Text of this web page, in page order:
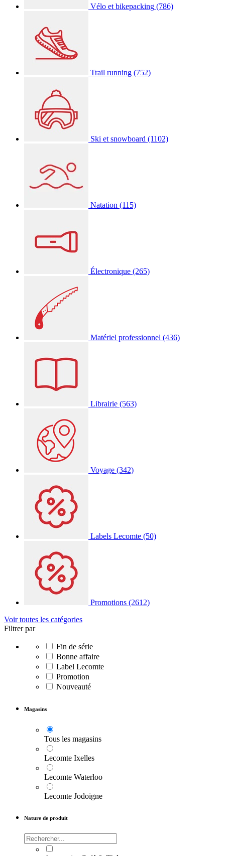
Vélo et bikepacking (786)
Trail running (752)
Ski et snowboard (1102)
Natation (115)
Électronique (265)
Matériel professionnel (436)
Librairie (563)
Voyage (342)
Labels Lecomte (50)
Promotions (2612)
Voir toutes les catégories
Filtrer par
Fin de série
Bonne affaire
Label Lecomte
Promotion
Nouveauté
Magasins
Tous les magasins
Lecomte Ixelles
Lecomte Waterloo
Lecomte Jodoigne
Nature de produit